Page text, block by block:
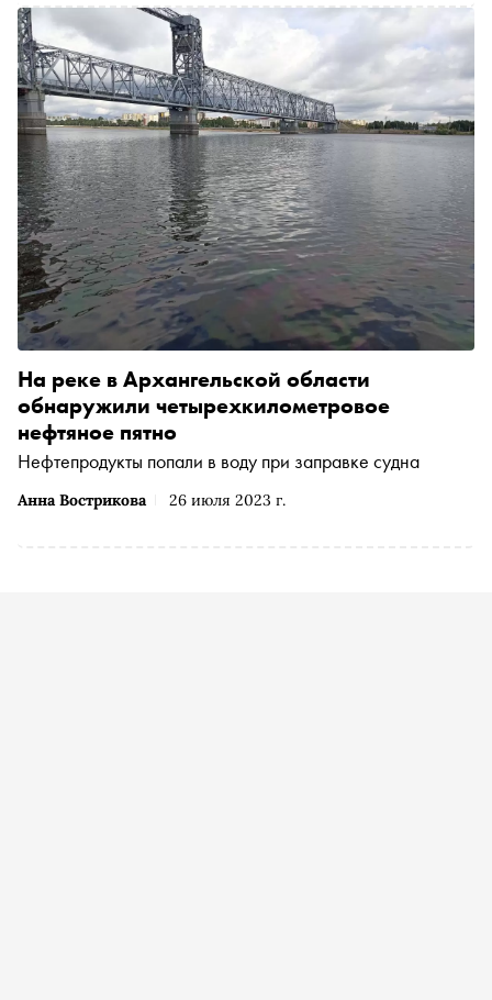
Анна Вострикова 26 июля 2023 г.
На реке в Архангельской области
обнаружили четырехкилометровое
нефтяное пятно
Нефтепродукты попали в воду при заправке судна